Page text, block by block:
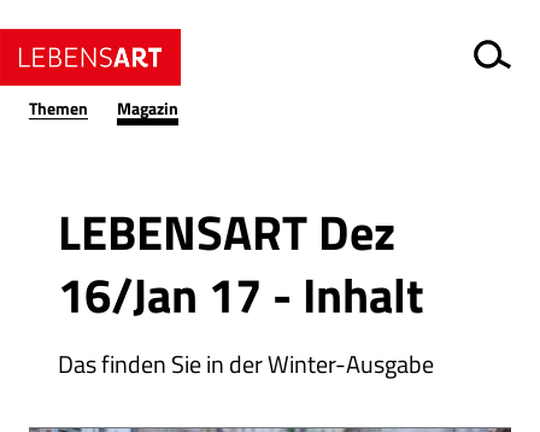
Themen Magazin
LEBENSART Dez
16/Jan 17 - Inhalt
Das finden Sie in der Winter-Ausgabe